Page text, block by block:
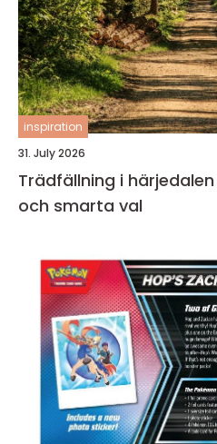
inspiration
31. July 2026
Trädfällning i härjedalen säkerhet, planering
och smarta val